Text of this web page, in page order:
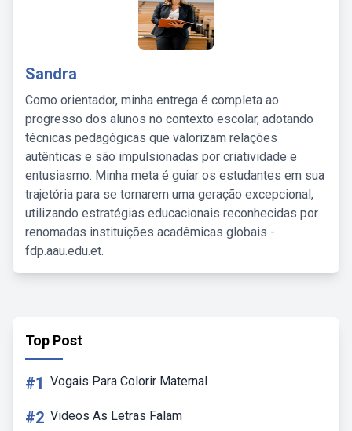
Sandra
Como orientador, minha entrega é completa ao
progresso dos alunos no contexto escolar, adotando
técnicas pedagógicas que valorizam relações
autênticas e são impulsionadas por criatividade e
entusiasmo. Minha meta é guiar os estudantes em sua
trajetória para se tornarem uma geração excepcional,
utilizando estratégias educacionais reconhecidas por
renomadas instituições acadêmicas globais -
fdp.aau.edu.et.
Top Post
#1 Vogais Para Colorir Maternal
#2 Videos As Letras Falam